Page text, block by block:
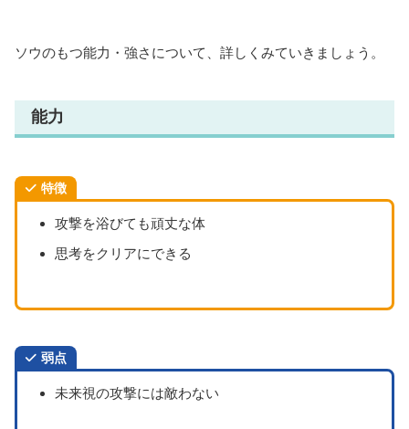
ソウのもつ能力・強さについて、詳しくみていきましょう。
能力
特徴
攻撃を浴びても頑丈な体
思考をクリアにできる
弱点
未来視の攻撃には敵わない